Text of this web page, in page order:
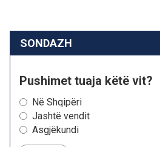
SONDAZH
Pushimet tuaja këtë vit?
Në Shqipëri
Jashtë vendit
Asgjëkundi